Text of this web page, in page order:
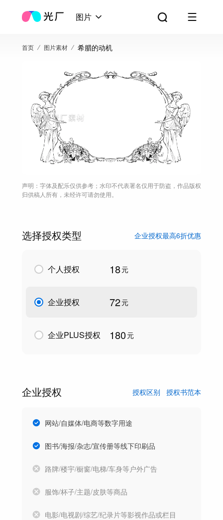
图片
首页 图片素材 希腊的动机
声明：字体及配乐仅供参考；水印不代表署名仅用于防盗，作品版权
归供稿人所有，未经许可请勿使用。
选择授权类型 企业授权最高6折优惠
个人授权 18元
企业授权 72元
企业PLUS授权 180元
企业授权 授权区别 授权书范本
网站/自媒体/电商等数字用途
图书/海报/杂志/宣传册等线下印刷品
路牌/楼宇/橱窗/电梯/车身等户外广告
服饰/杯子/主题/皮肤等商品
电影/电视剧/综艺/纪录片等影视作品或栏目